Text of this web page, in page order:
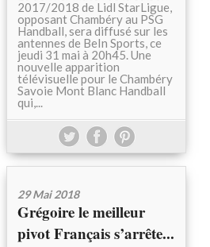
2017/2018 de Lidl StarLigue,
opposant Chambéry au PSG
Handball, sera diffusé sur les
antennes de BeIn Sports, ce
jeudi 31 mai à 20h45. Une
nouvelle apparition
télévisuelle pour le Chambéry
Savoie Mont Blanc Handball
qui,...
29 Mai 2018
Grégoire le meilleur
pivot Français s’arrête...